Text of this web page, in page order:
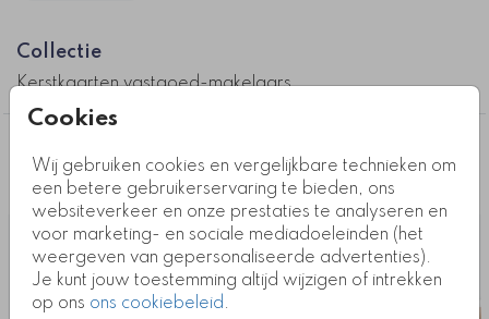
Cookies
Wij gebruiken cookies en vergelijkbare technieken om
een betere gebruikerservaring te bieden, ons
websiteverkeer en onze prestaties te analyseren en
voor marketing- en sociale mediadoeleinden (het
weergeven van gepersonaliseerde advertenties).
Je kunt jouw toestemming altijd wijzigen of intrekken
op ons ons cookiebeleid.
Kaartcode: zk-0475-4
Collectie
Kerstkaarten vastgoed-makelaars
Deze ontwerpen vind je misschien ook
leuk